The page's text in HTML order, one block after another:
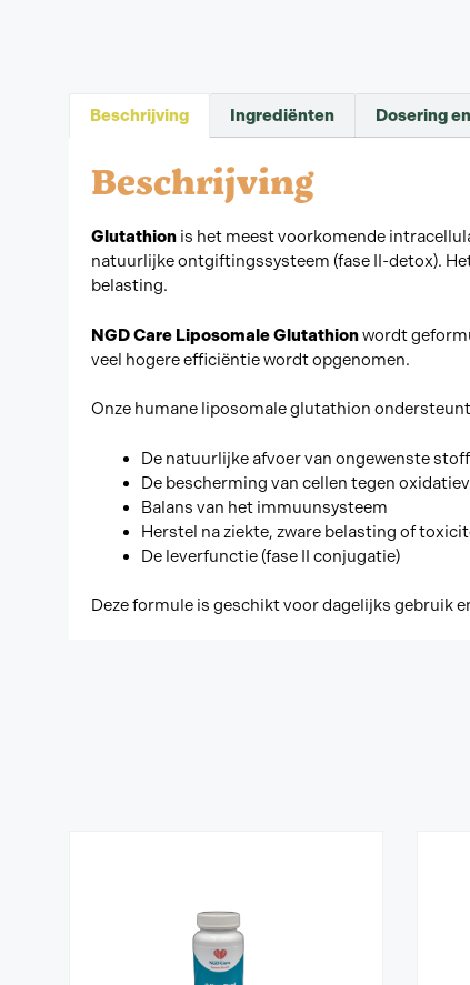
Beschrijving Ingrediënten Dosering
Beschrijving
Glutathion is het meest voorkomende
natuurlijke ontgiftingssysteem (fase II-detox).
belasting.
NGD Care Liposomale Glutathionwordt
veel hogere efficiëntie wordt opgenomen.
Onze humane liposomale glutathion
De natuurlijke afvoer van ongewenste
De bescherming van cellen tegen
Balans van het immuunsysteem
Herstel na ziekte, zware belasting of
De leverfunctie (fase II conjugatie)
Deze formule is geschikt voor dagelijks gebruik